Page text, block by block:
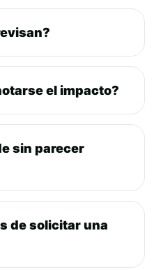
el impacto?
sin parecer
de solicitar una